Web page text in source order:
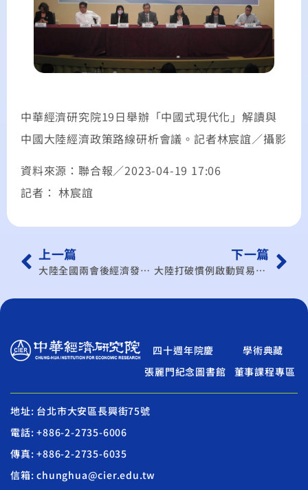
中華經濟研究院19日舉辦「中國式現代化」解讀與
中國大陸經濟政策路線研析會議。記者林宸誼／攝影
資料來源：聯合報／2023-04-19 17:06
記者： 林宸誼
上一篇
大陸全國兩會後經濟發展 學者：面臨人口老齡化等4大問題
下一篇
大陸打破慣例啟動貿易壁壘調查，台灣要儘快做這件事
四十週年院慶
學術典藏
張麗門紀念圖書館
董事課程專區
地址: 台北市大安區長興街75號
電話: +886-2-2735-6006
傳真: +886-2-2735-6035
信箱: chunghua@cier.edu.tw